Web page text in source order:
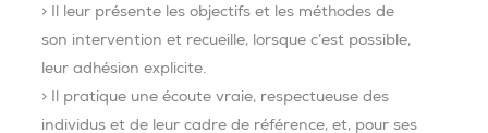
> Il leur présente les objectifs et les méthodes de
son intervention et recueille, lorsque c’est possible,
leur adhésion explicite.
> Il pratique une écoute vraie, respectueuse des
individus et de leur cadre de référence, et, pour ses